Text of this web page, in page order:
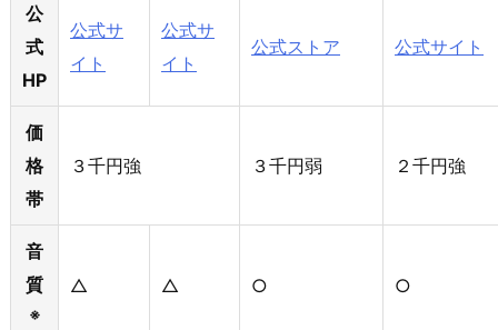
公
式
HP
公式サ
イト
公式サ
イト
公式ストア 公式サイト
価
格
帯
３千円強 ３千円弱 ２千円強
音
質
※
△ △ ○ ○